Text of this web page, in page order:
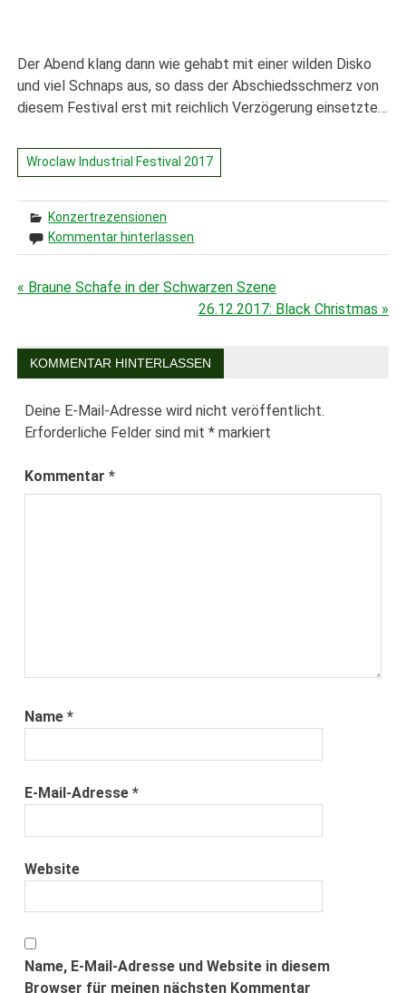
Der Abend klang dann wie gehabt mit einer wilden Disko
und viel Schnaps aus, so dass der Abschiedsschmerz von
diesem Festival erst mit reichlich Verzögerung einsetzte…
Wroclaw Industrial Festival 2017
Konzertrezensionen
Kommentar hinterlassen
Beitragsnavigation
« Braune Schafe in der Schwarzen Szene
26.12.2017: Black Christmas »
KOMMENTAR HINTERLASSEN
Deine E-Mail-Adresse wird nicht veröffentlicht.
Erforderliche Felder sind mit* markiert
Kommentar*
Name*
E-Mail-Adresse*
Website
Name, E-Mail-Adresse und Website in diesem
Browser für meinen nächsten Kommentar